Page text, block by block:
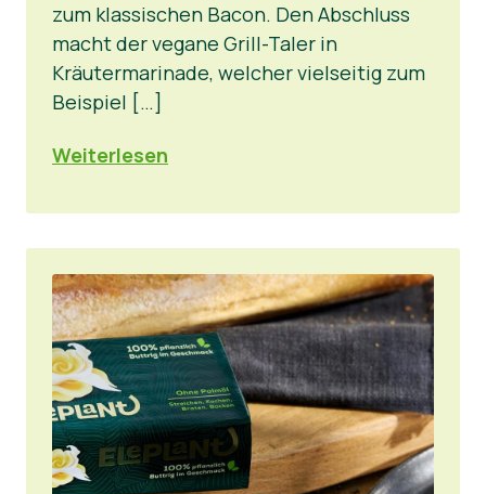
zum klassischen Bacon. Den Abschluss
macht der vegane Grill-Taler in
Kräutermarinade, welcher vielseitig zum
Beispiel […]
Weiterlesen